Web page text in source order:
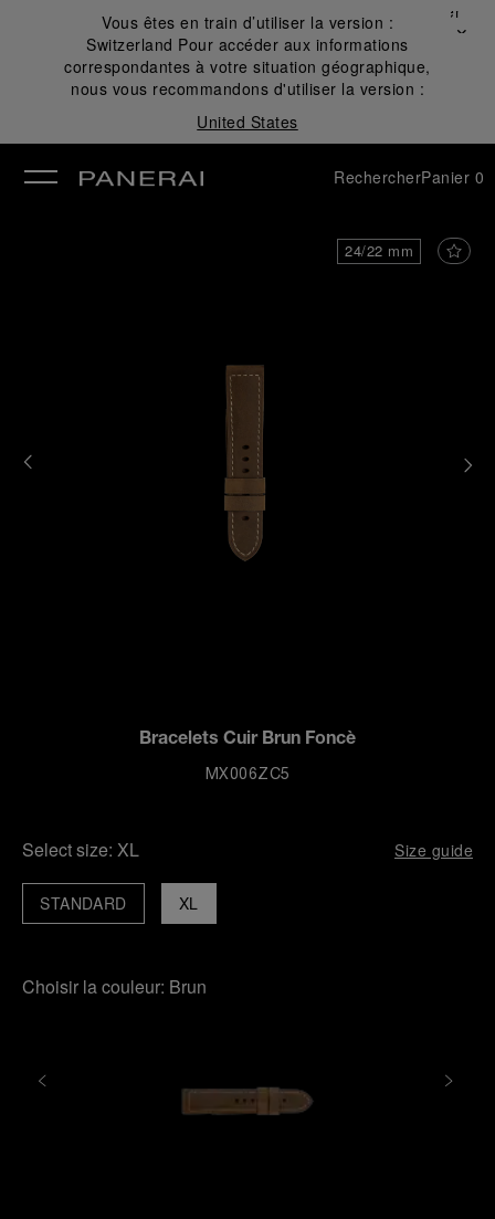
Vous êtes en train d’utiliser la version :
Switzerland Pour accéder aux informations
correspondantes à votre situation géographique,
nous vous recommandons d'utiliser la version :
United States
Fermer
✕
RechercherPanier 0
24/22 mm
Bracelets Cuir Brun Foncè
MX006ZC5
Select size: XL Size guide
XL
STANDARD
Choisir la couleur: Brun